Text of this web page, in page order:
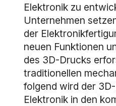
Elektronik zu
Unternehmen
der
neuen Funktionen
des 3D-Drucks
traditionellen
folgend wird der
Elektronik in den